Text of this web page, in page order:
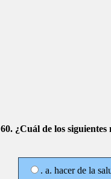
60. ¿Cuál de los
. a. hacer de la